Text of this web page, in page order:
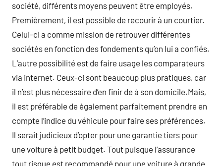
société, différents moyens peuvent être employés.
Premièrement, il est possible de recourir à un courtier.
Celui-ci a comme mission de retrouver différentes
sociétés en fonction des fondements qu’on lui a confiés.
L’autre possibilité est de faire usage les comparateurs
via internet. Ceux-ci sont beaucoup plus pratiques, car
il n’est plus nécessaire d’en finir de à son domicile.Mais,
il est préférable de également parfaitement prendre en
compte l’indice du véhicule pour faire ses préférences.
Il serait judicieux d’opter pour une garantie tiers pour
une voiture à petit budget. Tout puisque l’assurance
tout risque est recommandé pour une voiture à grande